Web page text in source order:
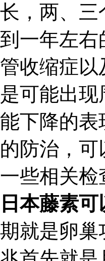
长，两、三
到一年左
管收缩症
是可能出
能下降的
的防治，
一些相关
日本藤素
期就是卵巢